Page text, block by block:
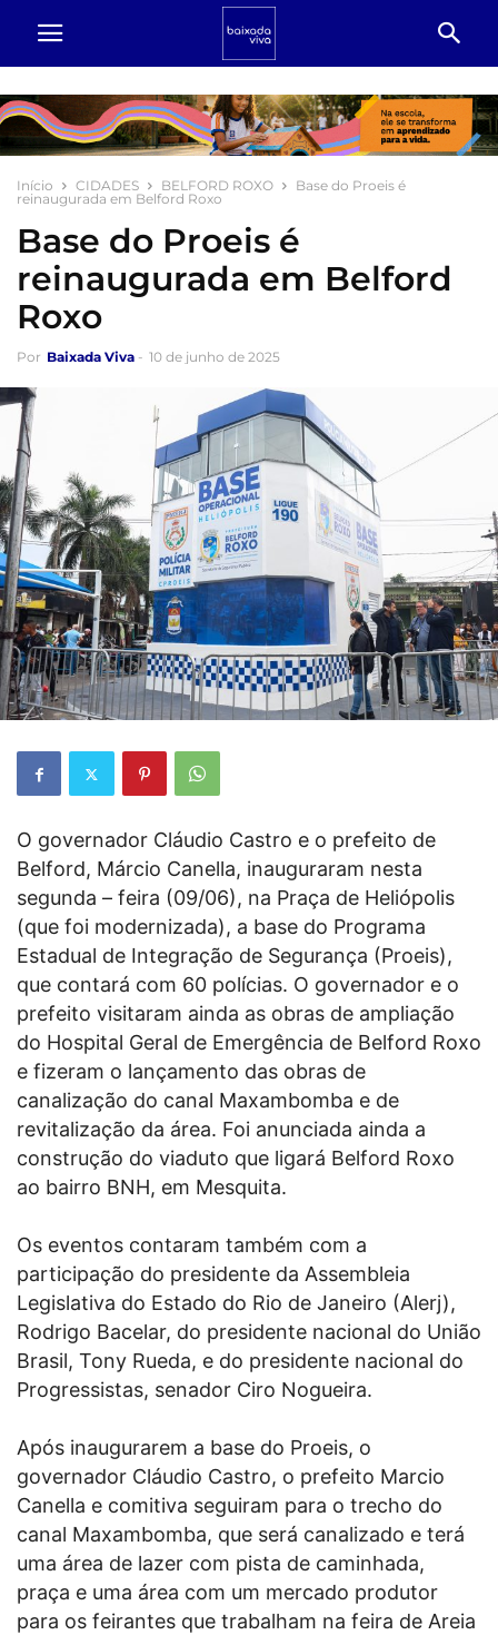
Início CIDADES BELFORD ROXO
Base do Proeis é
reinaugurada em Belford Roxo
Base do Proeis é
reinaugurada em Belford
Roxo
Por Baixada Viva - 10 de junho de 2025
O governador Cláudio Castro e o prefeito de
Belford, Márcio Canella, inauguraram nesta
segunda – feira (09/06), na Praça de Heliópolis
(que foi modernizada), a base do Programa
Estadual de Integração de Segurança (Proeis),
que contará com 60 polícias. O governador e o
prefeito visitaram ainda as obras de ampliação
do Hospital Geral de Emergência de Belford Roxo
e fizeram o lançamento das obras de
canalização do canal Maxambomba e de
revitalização da área. Foi anunciada ainda a
construção do viaduto que ligará Belford Roxo
ao bairro BNH, em Mesquita.
Os eventos contaram também com a
participação do presidente da Assembleia
Legislativa do Estado do Rio de Janeiro (Alerj),
Rodrigo Bacelar, do presidente nacional do União
Brasil, Tony Rueda, e do presidente nacional do
Progressistas, senador Ciro Nogueira.
Após inaugurarem a base do Proeis, o
governador Cláudio Castro, o prefeito Marcio
Canella e comitiva seguiram para o trecho do
canal Maxambomba, que será canalizado e terá
uma área de lazer com pista de caminhada,
praça e uma área com um mercado produtor
para os feirantes que trabalham na feira de Areia